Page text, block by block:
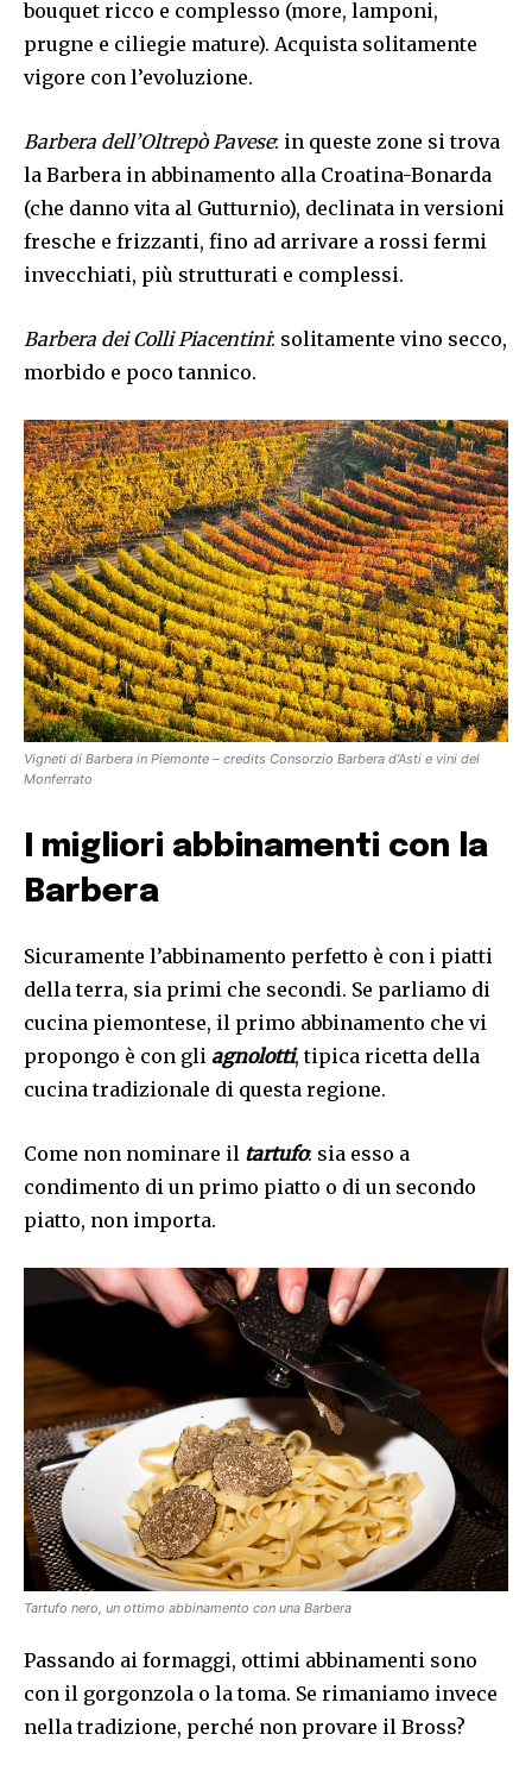
bouquet ricco e complesso (more, lamponi,
prugne e ciliegie mature). Acquista solitamente
vigore con l’evoluzione.
Barbera dell’Oltrepò Pavese: in queste zone si trova
la Barbera in abbinamento alla Croatina-Bonarda
(che danno vita al Gutturnio), declinata in versioni
fresche e frizzanti, fino ad arrivare a rossi fermi
invecchiati, più strutturati e complessi.
Barbera dei Colli Piacentini: solitamente vino secco,
morbido e poco tannico.
Vigneti di Barbera in Piemonte – credits Consorzio Barbera d’Asti e vini del
Monferrato
I migliori abbinamenti con la
Barbera
Sicuramente l’abbinamento perfetto è con i piatti
della terra, sia primi che secondi. Se parliamo di
cucina piemontese, il primo abbinamento che vi
propongo è con gli agnolotti, tipica ricetta della
cucina tradizionale di questa regione.
Come non nominare il tartufo: sia esso a
condimento di un primo piatto o di un secondo
piatto, non importa.
Tartufo nero, un ottimo abbinamento con una Barbera
Passando ai formaggi, ottimi abbinamenti sono
con il gorgonzola o la toma. Se rimaniamo invece
nella tradizione, perché non provare il Bross?